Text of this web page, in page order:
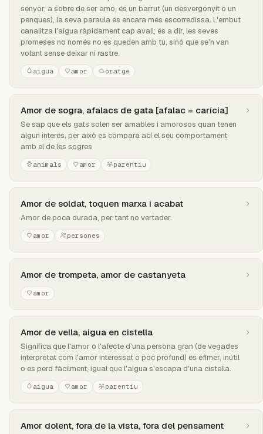
senyor, a sobre de ser amo, és un barrut (un desvergonyit o un
penques), la seva paraula és encara més escorredissa. L'embut
canalitza l'aigua ràpidament cap avall; és a dir, les seves
promeses no només no es queden amb tu, sinó que se'n van
volant sense deixar ni rastre.
aigua amor oratge
Amor de sogra, afalacs de gata [afalac = carícia]
Se sap que els gats solen ser amables i amorosos quan tenen
algun interés, per això es compara ací el seu comportament
amb el de les sogres
animals amor parentiu
Amor de soldat, toquen marxa i acabat
Amor de poca durada, per tant no vertader.
amor persones
Amor de trompeta, amor de castanyeta
amor
Amor de vella, aigua en cistella
Significa que l'amor o l'afecte d'una persona gran (de vegades
interpretat com l'amor interessat o poc profund) és efímer, inútil
o es perd fàcilment, igual que l'aigua s'escapa d'una cistella.
aigua amor parentiu
Amor dolent, fora de la vista, fora del pensament